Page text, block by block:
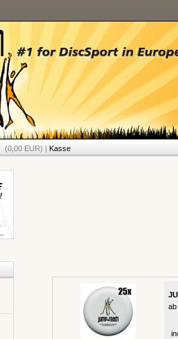
(0,00 EUR) | Kasse
ab